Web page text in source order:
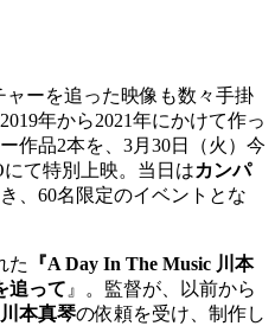
ーを追った映像も数々手掛
年から2021年にかけて作っ
作品2本を、3月30日（火）今
て特別上映。当日はカンパ
、60名限定のイベントとな
た 『A Day In The Music 川本
追って 』。監督が、以前から
川本真琴の依頼を受け、制作し